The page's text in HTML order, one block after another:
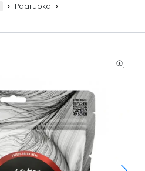
Pääruoka